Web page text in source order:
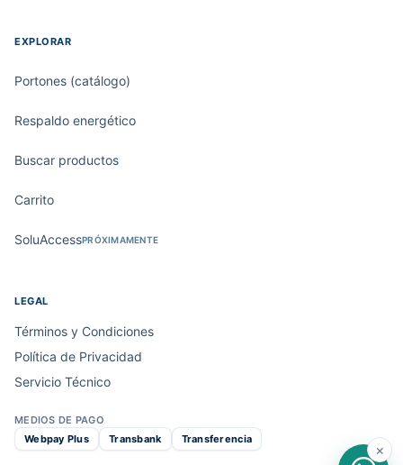
EXPLORAR
Portones (catálogo)
Respaldo energético
Buscar productos
Carrito
SoluAccessPRÓXIMAMENTE
LEGAL
Términos y Condiciones
Política de Privacidad
Servicio Técnico
MEDIOS DE PAGO
Webpay Plus
Transbank Transferencia
×